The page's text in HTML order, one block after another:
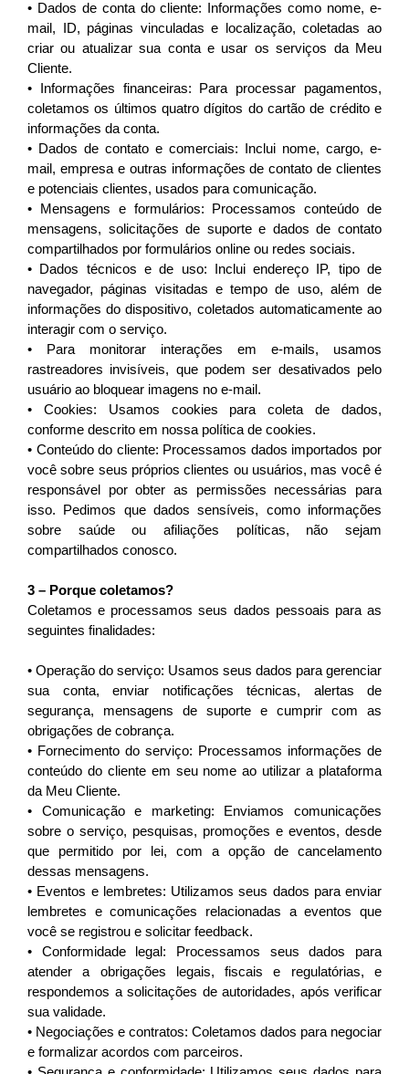
• Dados de conta do cliente: Informações como nome, e-
mail, ID, páginas vinculadas e localização, coletadas ao
criar ou atualizar sua conta e usar os serviços da Meu
Cliente.
• Informações financeiras: Para processar pagamentos,
coletamos os últimos quatro dígitos do cartão de crédito e
informações da conta.
• Dados de contato e comerciais: Inclui nome, cargo, e-
mail, empresa e outras informações de contato de clientes
e potenciais clientes, usados para comunicação.
• Mensagens e formulários: Processamos conteúdo de
mensagens, solicitações de suporte e dados de contato
compartilhados por formulários online ou redes sociais.
• Dados técnicos e de uso: Inclui endereço IP, tipo de
navegador, páginas visitadas e tempo de uso, além de
informações do dispositivo, coletados automaticamente ao
interagir com o serviço.
•
Para monitorar interações em e-mails, usamos
rastreadores invisíveis, que podem ser desativados pelo
usuário ao bloquear imagens no e-mail.
• Cookies: Usamos cookies para coleta de dados,
conforme descrito em nossa política de cookies.
• Conteúdo do cliente: Processamos dados importados por
você sobre seus próprios clientes ou usuários, mas você é
responsável por obter as permissões necessárias para
isso. Pedimos que dados sensíveis, como informações
sobre saúde ou afiliações políticas, não sejam
compartilhados conosco.
3 – Porque coletamos?
Coletamos e processamos seus dados pessoais para as
seguintes finalidades:
• Operação do serviço: Usamos seus dados para gerenciar
sua conta, enviar notificações técnicas, alertas de
segurança, mensagens de suporte e cumprir com as
obrigações de cobrança.
• Fornecimento do serviço: Processamos informações de
conteúdo do cliente em seu nome ao utilizar a plataforma
da Meu Cliente.
• Comunicação e marketing: Enviamos comunicações
sobre o serviço, pesquisas, promoções e eventos, desde
que permitido por lei, com a opção de cancelamento
dessas mensagens.
• Eventos e lembretes: Utilizamos seus dados para enviar
lembretes e comunicações relacionadas a eventos que
você se registrou e solicitar feedback.
• Conformidade legal: Processamos seus dados para
atender a obrigações legais, fiscais e regulatórias, e
respondemos a solicitações de autoridades, após verificar
sua validade.
• Negociações e contratos: Coletamos dados para negociar
e formalizar acordos com parceiros.